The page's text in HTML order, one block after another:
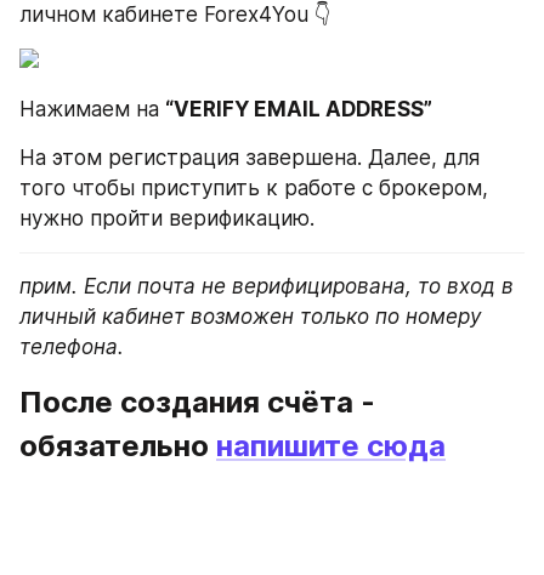
личном кабинете Forex4You 👇
Нажимаем на “VERIFY EMAIL ADDRESS”
На этом регистрация завершена. Далее, для
того чтобы приступить к работе с брокером,
нужно пройти верификацию.
прим. Если почта не верифицирована, то вход в
личный кабинет возможен только по номеру
телефона.
После создания счёта -
обязательно напишите сюда